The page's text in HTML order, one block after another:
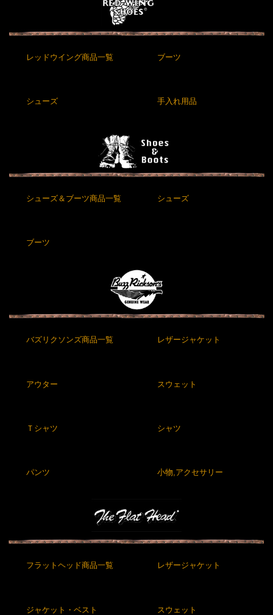
レッドウイング商品一覧 ブーツ
シューズ 手入れ用品
シューズ＆ブーツ商品一覧 シューズ
ブーツ
バズリクソンズ商品一覧 レザージャケット
アウター スウェット
Ｔシャツ シャツ
パンツ 小物,アクセサリー
フラットヘッド商品一覧 レザージャケット
ジャケット・ベスト スウェット